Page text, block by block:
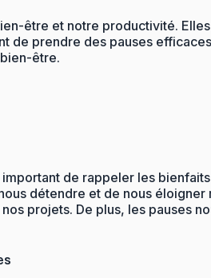
être et notre productivité.
de prendre des pauses
être.
de rappeler les
détendre et de nous
projets. De plus, les pauses